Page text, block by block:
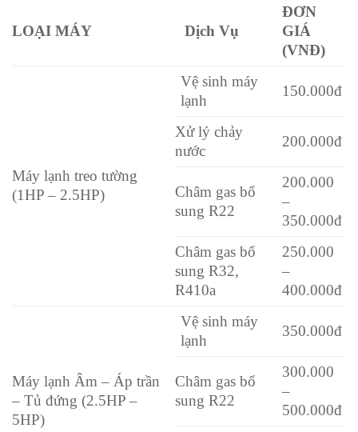
LOẠI MÁY Dịch Vụ
ĐƠN
GIÁ
(VNĐ)
Máy lạnh treo tường
(1HP – 2.5HP)
Vệ sinh máy
lạnh
150.000đ
Xử lý chảy
nước
200.000đ
Châm gas bổ
sung R22
200.000
–
350.000đ
Châm gas bổ
sung R32,
R410a
250.000
–
400.000đ
Máy lạnh Âm – Áp trần
– Tủ đứng (2.5HP –
5HP)
Vệ sinh máy
lạnh
350.000đ
Châm gas bổ
sung R22
300.000
–
500.000đ